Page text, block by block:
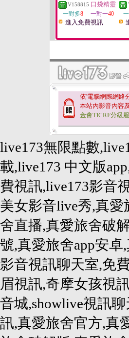
V158815 口袋精靈
一對多8 一對一40
進入免費視訊
依'電腦網際網路
本站內影音內容
金會TICRF分級
live173無限點數
載,live173 中文版
費視訊,live173影音
美女影音live秀,真愛
舍直播,真愛旅舍破
號,真愛旅舍app安
影音視訊聊天室,免
眉視訊,奇摩女孩視
音城,showlive視訊
訊,真愛旅舍官方,真